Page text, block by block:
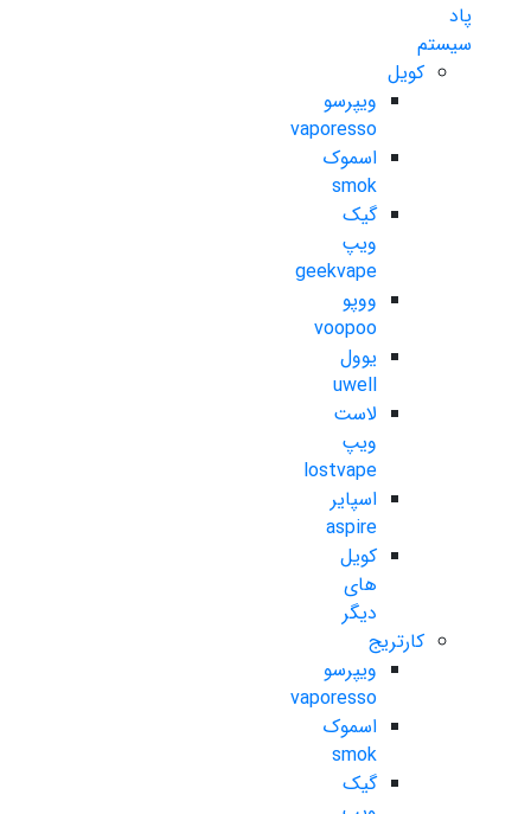
پاد
سیستم
کویل
ویپرسو
vaporesso
اسموک
smok
گیک
ویپ
geekvape
ووپو
voopoo
یوول
uwell
لاست
ویپ
lostvape
اسپایر
aspire
کویل
های
دیگر
کارتریج
ویپرسو
vaporesso
اسموک
smok
گیک